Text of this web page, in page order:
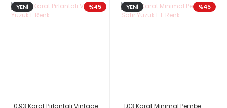
%45
YENİ
0,93 Karat Pırlantalı Vintage
%45
YENİ
1,03 Karat Minimal Pembe